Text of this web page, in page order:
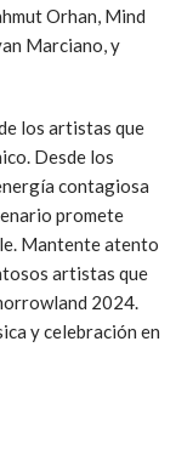
Orhan, Mind
Marciano, y
los artistas que
Desde los
contagiosa
promete
Mantente atento
artistas que
2024.
y celebración en